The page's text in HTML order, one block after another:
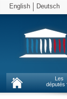
English Deutsch
Les
députés